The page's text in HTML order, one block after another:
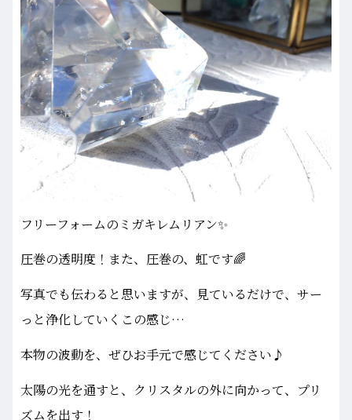
フリーフォームのミガキレムリアン✨
圧巻の透明度！また、圧巻の、虹です🌈
写真でも伝わると思いますが、見ているだけで、サー
っと浄化していくこの感じ…
本物の波動を、ぜひお手元で感じてください♪
太陽の光を通すと、クリスタルの外に向かって、プリ
ズムを出す！